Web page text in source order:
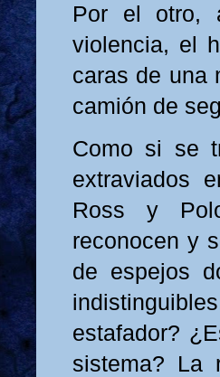
Por el otro,
violencia, el
caras de una
camión de
Como si se
extraviados
Ross y
reconocen y
de espejos
estafador?
sistema? La